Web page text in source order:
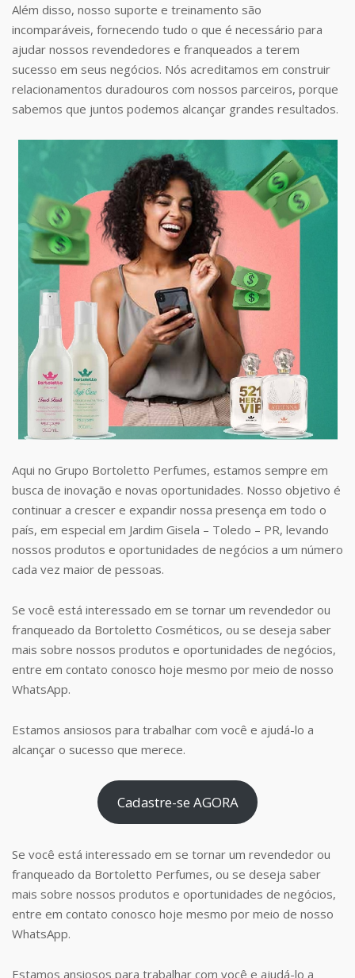
Além disso, nosso suporte e treinamento são
incomparáveis, fornecendo tudo o que é necessário para
ajudar nossos revendedores e franqueados a terem
sucesso em seus negócios. Nós acreditamos em construir
relacionamentos duradouros com nossos parceiros, porque
sabemos que juntos podemos alcançar grandes resultados.
Aqui no Grupo Bortoletto Perfumes, estamos sempre em
busca de inovação e novas oportunidades. Nosso objetivo é
continuar a crescer e expandir nossa presença em todo o
país, em especial em Jardim Gisela – Toledo – PR, levando
nossos produtos e oportunidades de negócios a um número
cada vez maior de pessoas.
Se você está interessado em se tornar um revendedor ou
franqueado da Bortoletto Cosméticos, ou se deseja saber
mais sobre nossos produtos e oportunidades de negócios,
entre em contato conosco hoje mesmo por meio de nosso
WhatsApp.
Estamos ansiosos para trabalhar com você e ajudá-lo a
alcançar o sucesso que merece.
Cadastre-se AGORA
Se você está interessado em se tornar um revendedor ou
franqueado da Bortoletto Perfumes, ou se deseja saber
mais sobre nossos produtos e oportunidades de negócios,
entre em contato conosco hoje mesmo por meio de nosso
WhatsApp.
Estamos ansiosos para trabalhar com você e ajudá-lo a